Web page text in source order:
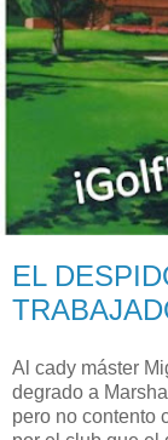
EL
Al cady máster
degrado a
pero no contento